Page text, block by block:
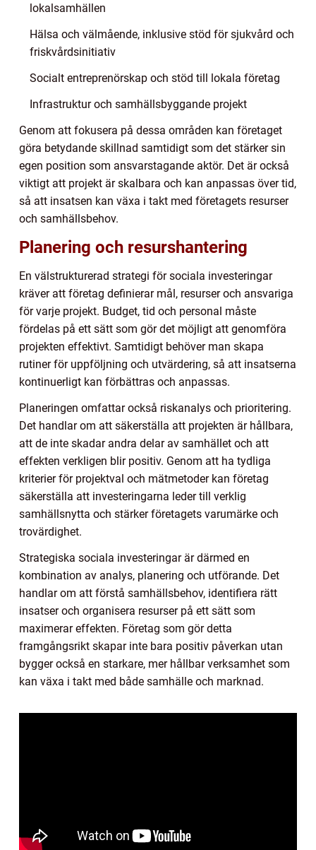
lokalsamhällen
Hälsa och välmående, inklusive stöd för sjukvård och
friskvårdsinitiativ
Socialt entreprenörskap och stöd till lokala företag
Infrastruktur och samhällsbyggande projekt
Genom att fokusera på dessa områden kan företaget
göra betydande skillnad samtidigt som det stärker sin
egen position som ansvarstagande aktör. Det är också
viktigt att projekt är skalbara och kan anpassas över tid,
så att insatsen kan växa i takt med företagets resurser
och samhällsbehov.
Planering och resurshantering
En välstrukturerad strategi för sociala investeringar
kräver att företag definierar mål, resurser och ansvariga
för varje projekt. Budget, tid och personal måste
fördelas på ett sätt som gör det möjligt att genomföra
projekten effektivt. Samtidigt behöver man skapa
rutiner för uppföljning och utvärdering, så att insatserna
kontinuerligt kan förbättras och anpassas.
Planeringen omfattar också riskanalys och prioritering.
Det handlar om att säkerställa att projekten är hållbara,
att de inte skadar andra delar av samhället och att
effekten verkligen blir positiv. Genom att ha tydliga
kriterier för projektval och mätmetoder kan företag
säkerställa att investeringarna leder till verklig
samhällsnytta och stärker företagets varumärke och
trovärdighet.
Strategiska sociala investeringar är därmed en
kombination av analys, planering och utförande. Det
handlar om att förstå samhällsbehov, identifiera rätt
insatser och organisera resurser på ett sätt som
maximerar effekten. Företag som gör detta
framgångsrikt skapar inte bara positiv påverkan utan
bygger också en starkare, mer hållbar verksamhet som
kan växa i takt med både samhälle och marknad.